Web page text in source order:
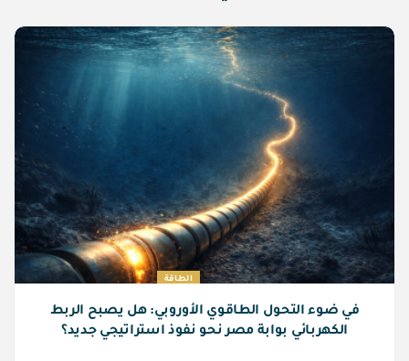
الطاقة
في ضوء التحول الطاقوي الأوروبي: هل يصبح الربط
الكهربائي بوابة مصر نحو نفوذ استراتيجي جديد؟